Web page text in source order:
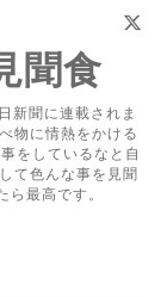
聞食
新聞に連載されま
物に情熱をかける
をしているなと自
て色んな事を見聞
最高です。